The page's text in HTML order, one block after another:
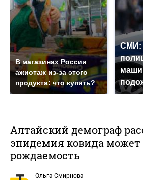
В магазинах России
ажиотаж из-за этого
продукта: что купить?
СМИ:
Алтайский демограф
эпидемия ковида может
рождаемость
Ольга Смирнова